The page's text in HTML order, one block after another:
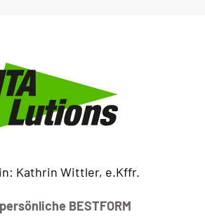
Kathrin Wittler, e.Kffr.
BESTFORM